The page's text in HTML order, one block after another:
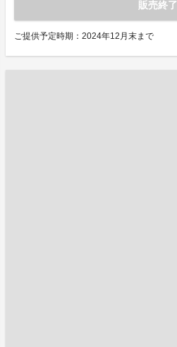
販売終了
ご提供予定時期：2024年12月末まで